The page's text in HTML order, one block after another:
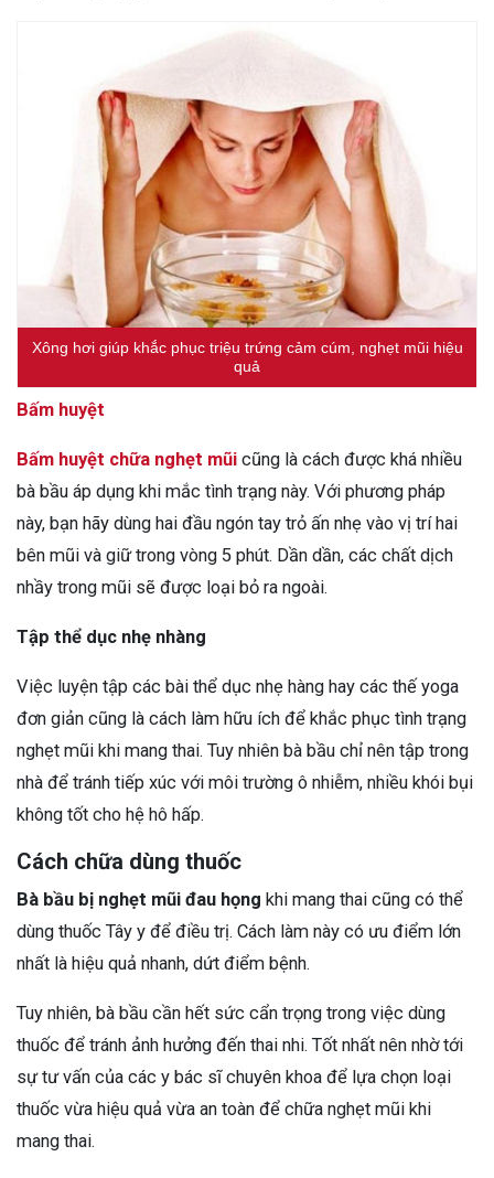
Xông hơi giúp khắc phục triệu trứng cảm cúm, nghẹt mũi hiệu
quả
Bấm huyệt
Bấm huyệt chữa nghẹt mũi cũng là cách được khá nhiều
bà bầu áp dụng khi mắc tình trạng này. Với phương pháp
này, bạn hãy dùng hai đầu ngón tay trỏ ấn nhẹ vào vị trí hai
bên mũi và giữ trong vòng 5 phút. Dần dần, các chất dịch
nhầy trong mũi sẽ được loại bỏ ra ngoài.
Tập thể dục nhẹ nhàng
Việc luyện tập các bài thể dục nhẹ hàng hay các thế yoga
đơn giản cũng là cách làm hữu ích để khắc phục tình trạng
nghẹt mũi khi mang thai. Tuy nhiên bà bầu chỉ nên tập trong
nhà để tránh tiếp xúc với môi trường ô nhiễm, nhiều khói bụi
không tốt cho hệ hô hấp.
Cách chữa dùng thuốc
Bà bầu bị nghẹt mũi đau họng khi mang thai cũng có thể
dùng thuốc Tây y để điều trị. Cách làm này có ưu điểm lớn
nhất là hiệu quả nhanh, dứt điểm bệnh.
Tuy nhiên, bà bầu cần hết sức cẩn trọng trong việc dùng
thuốc để tránh ảnh hưởng đến thai nhi. Tốt nhất nên nhờ tới
sự tư vấn của các y bác sĩ chuyên khoa để lựa chọn loại
thuốc vừa hiệu quả vừa an toàn để chữa nghẹt mũi khi
mang thai.